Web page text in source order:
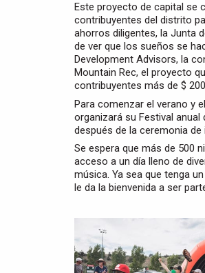
Este proyecto de capital se
contribuyentes del distrito
ahorros diligentes, la Junta
de ver que los sueños se
Development Advisors, la
Mountain Rec, el proyecto
contribuyentes más de $
Para comenzar el verano y
organizará su Festival
después de la ceremonia de
Se espera que más de 500
acceso a un día lleno de
música. Ya sea que tenga
le da la bienvenida a ser